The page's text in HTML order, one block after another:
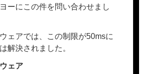
ーにこの件を問い合わせまし
ェアでは、この制限が50msに
解決されました。
ェア